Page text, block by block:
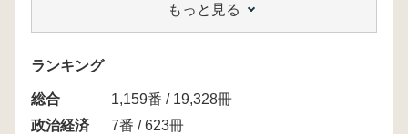
하지 않고 지금 우리가 살고 있는 이곳의 문제를
다룬다는 점에서 기후와 환경, 인류의 역사를 하
나로 엮은 새로운 한반도 빅히스토리의 탄생이
라고 할 수 있다. 인류의 진화와 이동, 인류의 한
반도 유입, 농경 문화의 전파, 송국리 문화의 일
본 전파, 홍경래의 난 등 구체적인 사례들을 통해
もっと見る
ランキング
総合
1,159番 / 19,328冊
政治経済
7番 / 623冊